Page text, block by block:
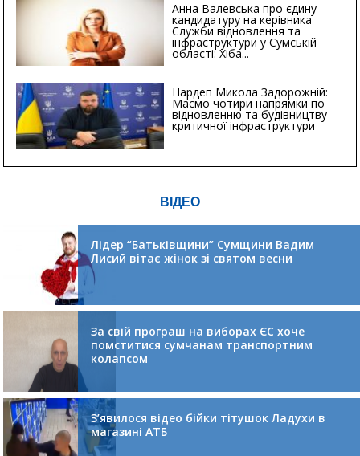
Анна Валевська про єдину
кандидатуру на керівника
Служби відновлення та
інфраструктури у Сумській
області: Хіба...
Нардеп Микола Задорожній:
Маємо чотири напрямки по
відновленню та будівництву
критичної інфраструктури
ВІДЕО
Лідер “Батьківщини” Сумщини Вадим
Лисий вітає жінок зі святом весни
За свій програш на виборах ЄС хоче
помститися сумчанам транспортним
колапсом
З’явилося відео бійки тітушок Ладухи в
магазині АТБ